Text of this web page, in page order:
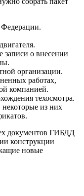
о внесении
организации.
работах,
компанией.
техосмотра.
из них
документов ГИБДД
конструкции
новые